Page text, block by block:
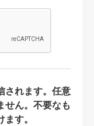
されます。任意
せん。不要なも
す。